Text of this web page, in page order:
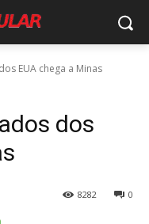
EUA chega a Minas
dos
0
8282